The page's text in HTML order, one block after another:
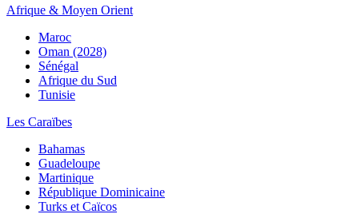
Afrique & Moyen Orient
Maroc
Oman (2028)
Sénégal
Afrique du Sud
Tunisie
Les Caraïbes
Bahamas
Guadeloupe
Martinique
République Dominicaine
Turks et Caïcos